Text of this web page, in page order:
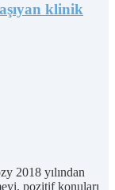
klinik
2018 yılından
pozitif konuları